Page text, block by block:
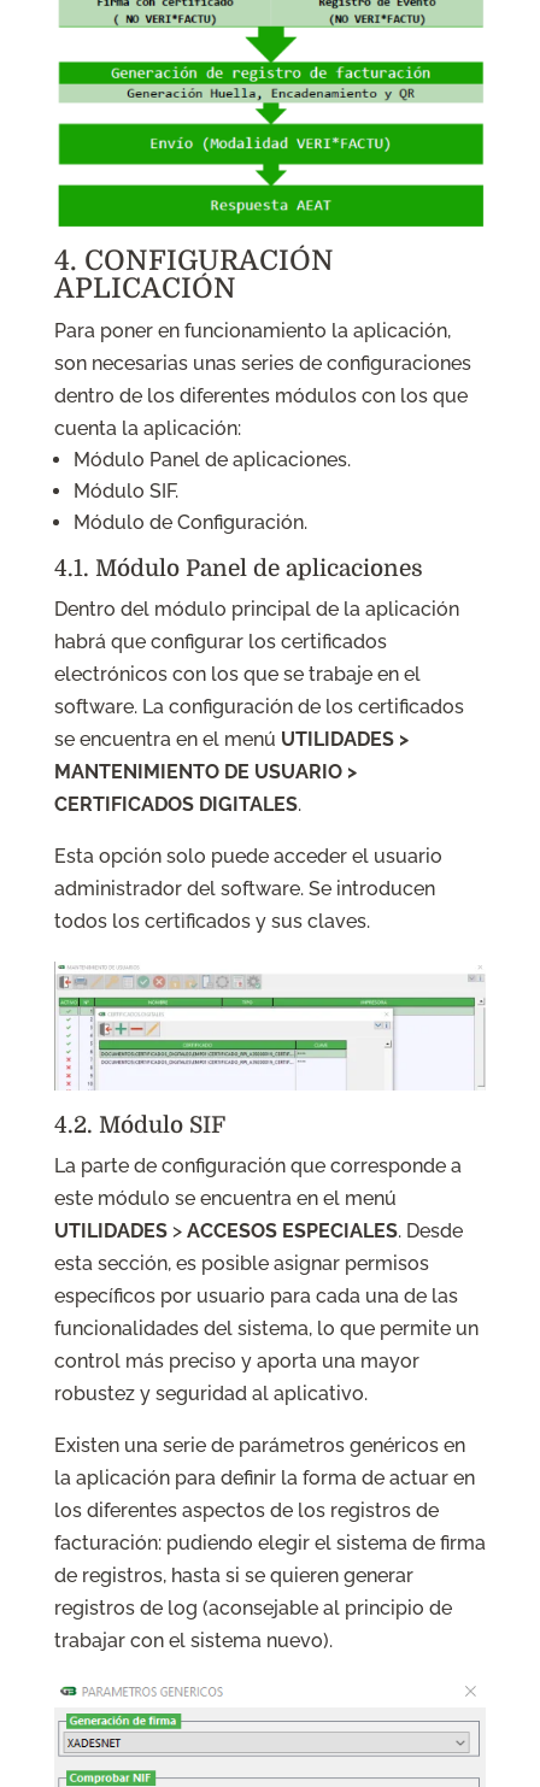
4. CONFIGURACIÓN
APLICACIÓN
Para poner en funcionamiento la aplicación,
son necesarias unas series de configuraciones
dentro de los diferentes módulos con los que
cuenta la aplicación:
Módulo Panel de aplicaciones.
Módulo SIF.
Módulo de Configuración.
4.1. Módulo Panel de aplicaciones
Dentro del módulo principal de la aplicación
habrá que configurar los certificados
electrónicos con los que se trabaje en el
software. La configuración de los certificados
se encuentra en el menú UTILIDADES >
MANTENIMIENTO DE USUARIO >
CERTIFICADOS DIGITALES.
Esta opción solo puede acceder el usuario
administrador del software. Se introducen
todos los certificados y sus claves.
4.2. Módulo SIF
La parte de configuración que corresponde a
este módulo se encuentra en el menú
UTILIDADES> ACCESOS ESPECIALES. Desde
esta sección, es posible asignar permisos
específicos por usuario para cada una de las
funcionalidades del sistema, lo que permite un
control más preciso y aporta una mayor
robustez y seguridad al aplicativo.
Existen una serie de parámetros genéricos en
la aplicación para definir la forma de actuar en
los diferentes aspectos de los registros de
facturación: pudiendo elegir el sistema de firma
de registros, hasta si se quieren generar
registros de log (aconsejable al principio de
trabajar con el sistema nuevo).